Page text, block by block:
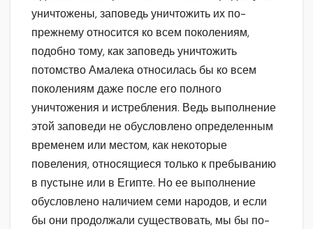
уничтожены, заповедь уничтожить их по-
прежнему относится ко всем поколениям,
подобно тому, как заповедь уничтожить
потомство Амалека относилась бы ко всем
поколениям даже после его полного
уничтожения и истребления. Ведь выполнение
этой заповеди не обусловлено определенным
временем или местом, как некоторые
повеления, относящиеся только к пребыванию
в пустыне или в Египте. Но ее выполнение
обусловлено наличием семи народов, и если
бы они продолжали существовать, мы бы по-